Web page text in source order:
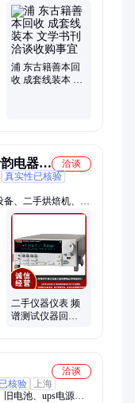
器、老银器、旧邮
宝、老砚台旧墨、
家具、老家具、柚
铜香炉手炉
浦 东古籍善本回
收 成套线装本 文
电器商
洽谈
真实性已核验
、二手烘焙机、电
旧家具、不锈钢冷
、变压器回收、发
仪表回收、回收工
、咖啡机回收、音
二手仪器仪表 频
谱测试仪器回收
洽谈
核验
上海
电池、ups电源、